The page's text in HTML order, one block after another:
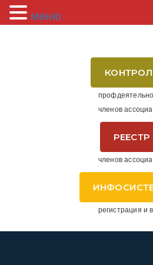
членов
РЕЕСТР
членов
регистрация и
меню